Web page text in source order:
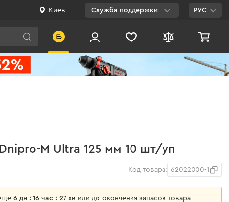
Киев Служба поддержки
0 800 200 500
РУС
M Ultra 125 мм 10 шт/уп
Код товара: 62022000-1
еще6 дн : 16 час : 27 хв или до окончения запасов товара